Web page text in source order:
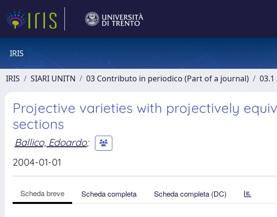
IRIS
IRIS SIARI UNITN 03 Contributo in periodico (Part of a journal)
Projective varieties with projectively
sections
Ballico, Edoardo;
2004-01-01
Scheda breve Scheda completa Scheda completa (DC)